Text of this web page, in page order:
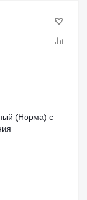
(Норма) с